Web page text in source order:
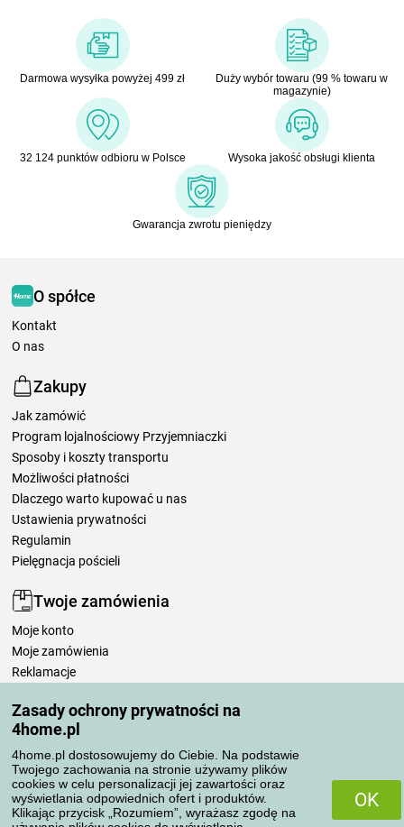
Zasady ochrony prywatności na
4home.pl
4home.pl dostosowujemy do Ciebie. Na podstawie
Twojego zachowania na stronie używamy plików
cookies w celu personalizacji jej zawartości oraz
wyświetlania odpowiednich ofert i produktów.
Klikając przycisk „Rozumiem”, wyrażasz zgodę na
OK
Darmowa wysyłka powyżej 499 zł
Duży wybór towaru (99 % towaru w
magazynie)
32 124 punktów odbioru w Polsce Wysoka jakość obsługi klienta
Gwarancja zwrotu pieniędzy
O spółce
Kontakt
O nas
Zakupy
Jak zamówić
Program lojalnościowy Przyjemniaczki
Sposoby i koszty transportu
Możliwości płatności
Dlaczego warto kupować u nas
Ustawienia prywatności
Regulamin
Pielęgnacja pościeli
Twoje zamówienia
Moje konto
Moje zamówienia
Reklamacje
Zasady przetwarzania recenzji
Sposoby transportu